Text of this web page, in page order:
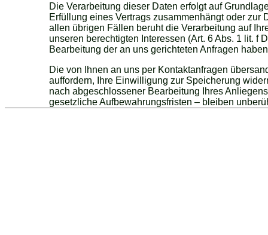
Die Verarbeitung dieser Daten erfolgt auf
Erfüllung eines Vertrags zusammenhängt oder
allen übrigen Fällen beruht die Verarbeitung auf
unseren berechtigten Interessen (Art. 6 Abs. 1 lit. f
Bearbeitung der an uns gerichteten Anfragen
Die von Ihnen an uns per Kontaktanfragen
auffordern, Ihre Einwilligung zur Speicherung
nach abgeschlossener Bearbeitung Ihres
gesetzliche Aufbewahrungsfristen – bleiben